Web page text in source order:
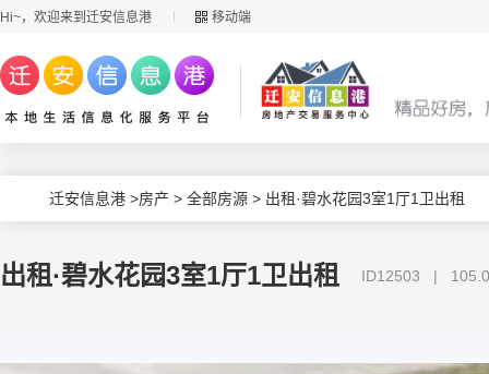
Hi~，欢迎来到迁安信息港 移动端
迁安信息港 >房产 > 全部房源 > 出租·碧水花园3室1厅1卫出租
出租·碧水花园3室1厅1卫出租 ID12503 |